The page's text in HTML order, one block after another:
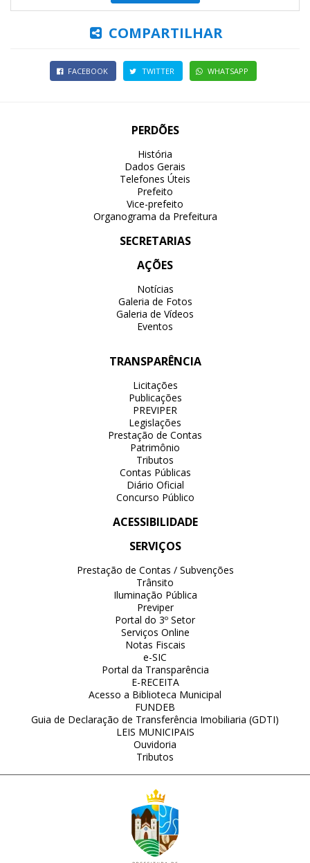
COMPARTILHAR
FACEBOOK TWITTER WHATSAPP
PERDÕES
História
Dados Gerais
Telefones Úteis
Prefeito
Vice-prefeito
Organograma da Prefeitura
SECRETARIAS
AÇÕES
Notícias
Galeria de Fotos
Galeria de Vídeos
Eventos
TRANSPARÊNCIA
Licitações
Publicações
PREVIPER
Legislações
Prestação de Contas
Patrimônio
Tributos
Contas Públicas
Diário Oficial
Concurso Público
ACESSIBILIDADE
SERVIÇOS
Prestação de Contas / Subvenções
Trânsito
Iluminação Pública
Previper
Portal do 3º Setor
Serviços Online
Notas Fiscais
e-SIC
Portal da Transparência
E-RECEITA
Acesso a Biblioteca Municipal
FUNDEB
Guia de Declaração de Transferência Imobiliaria (GDTI)
LEIS MUNICIPAIS
Ouvidoria
Tributos